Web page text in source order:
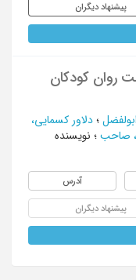
پیشنهاد دیگران
روان کودکان
؛ دلاور کسمایی،
صاحب ؛ نویسنده
آدرس
پیشنهاد دیگران